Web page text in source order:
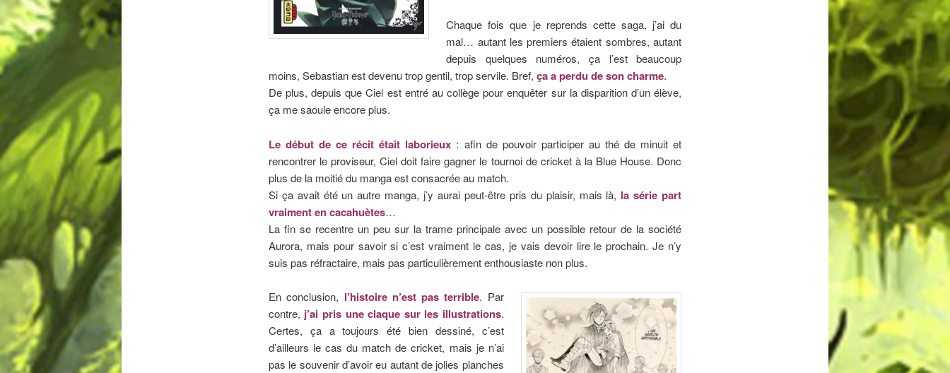
Chaque fois que je reprends cette saga, j’ai du
mal… autant les premiers étaient sombres, autant
depuis quelques numéros, ça l’est beaucoup
moins, Sebastian est devenu trop gentil, trop servile. Bref, ça a perdu de son charme.
De plus, depuis que Ciel est entré au collège pour enquêter sur la disparition d’un élève,
ça me saoule encore plus.
Le début de ce récit était laborieux : afin de pouvoir participer au thé de minuit et
rencontrer le proviseur, Ciel doit faire gagner le tournoi de cricket à la Blue House. Donc
plus de la moitié du manga est consacrée au match.
Si ça avait été un autre manga, j’y aurai peut-être pris du plaisir, mais là, la série part
vraiment en cacahuètes…
La fin se recentre un peu sur la trame principale avec un possible retour de la société
Aurora, mais pour savoir si c’est vraiment le cas, je vais devoir lire le prochain. Je n’y
suis pas réfractaire, mais pas particulièrement enthousiaste non plus.
En conclusion, l’histoire n’est pas terrible. Par
contre, j’ai pris une claque sur les illustrations.
Certes, ça a toujours été bien dessiné, c’est
d’ailleurs le cas du match de cricket, mais je n’ai
pas le souvenir d’avoir eu autant de jolies planches